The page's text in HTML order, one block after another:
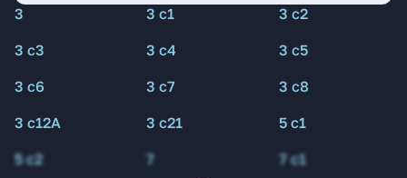
3 3 с1
3 с2
3 с3
3 с4
3 с5
3 с6
3 с7
3 с8
3 с12А
3 с21
5 с1
5 с2
7 7 с1